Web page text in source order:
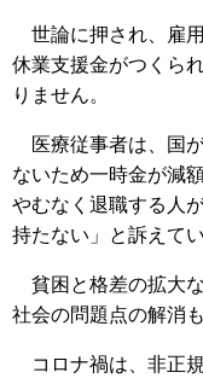
世論に押され、雇
休業支援金がつくら
りません。
医療従事者は、国
ないため一時金が減
やむなく退職する人
持たない」と訴えてい
貧困と格差の拡大
社会の問題点の解消
コロナ禍は、非正